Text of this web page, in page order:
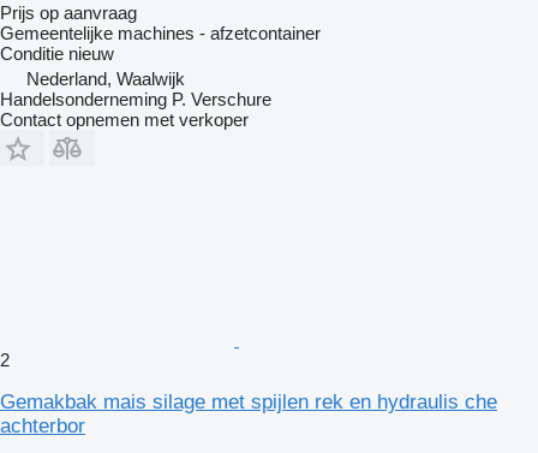
Prijs op aanvraag
Gemeentelijke machines - afzetcontainer
Conditie nieuw
Nederland, Waalwijk
Handelsonderneming P. Verschure
Contact opnemen met verkoper
2
Gemakbak mais silage met spijlen rek en hydraulis che
achterbor